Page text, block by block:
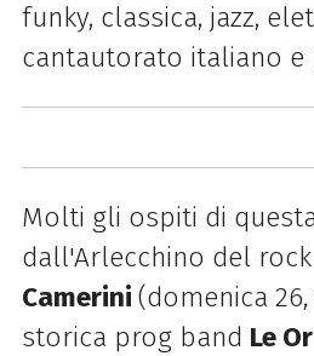
funky, classica, jazz,
cantautorato italiano
Molti gli ospiti di
dall'Arlecchino del
Camerini (domenica
storica prog band Le